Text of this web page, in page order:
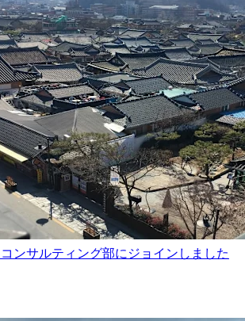
ンサルティング部にジョインしました